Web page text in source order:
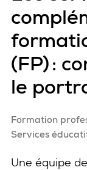
(FP) :
le
Formation
Services
Une équipe